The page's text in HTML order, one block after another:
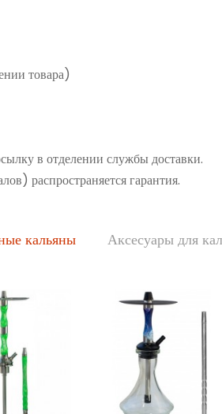
товара)
в отделении службы доставки.
распространяется гарантия.
кальяны Аксесуары для